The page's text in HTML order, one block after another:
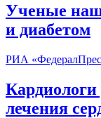
Ученые
и диабетом
РИА
Кардиологи
лечения